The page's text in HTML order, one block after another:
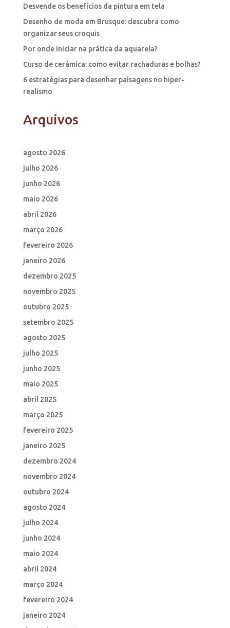
Desvende os benefícios da pintura em tela
Desenho de moda em Brusque: descubra como
organizar seus croquis
Por onde iniciar na prática da aquarela?
Curso de cerâmica: como evitar rachaduras e bolhas?
6 estratégias para desenhar paisagens no hiper-
realismo
Arquivos
agosto 2026
julho 2026
junho 2026
maio 2026
abril 2026
março 2026
fevereiro 2026
janeiro 2026
dezembro 2025
novembro 2025
outubro 2025
setembro 2025
agosto 2025
julho 2025
junho 2025
maio 2025
abril 2025
março 2025
fevereiro 2025
janeiro 2025
dezembro 2024
novembro 2024
outubro 2024
agosto 2024
julho 2024
junho 2024
maio 2024
abril 2024
março 2024
fevereiro 2024
janeiro 2024